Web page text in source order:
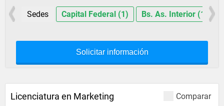
Sedes Capital Federal (1) Bs. As. Interior (1)
Solicitar información
Comparar
Licenciatura en Marketing